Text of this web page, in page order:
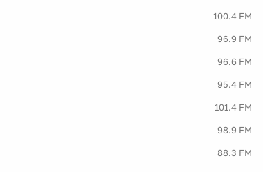
100.4 FM
96.9 FM
96.6 FM
95.4 FM
101.4 FM
98.9 FM
88.3 FM